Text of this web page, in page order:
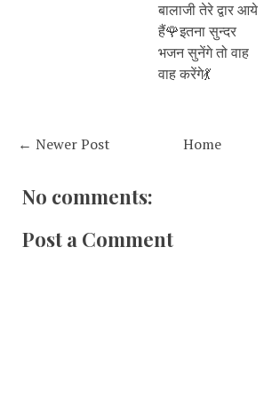
बालाजी तेरे द्वार आये
हैं🌹इतना सुन्दर
भजन सुनेंगे तो वाह
वाह करेंगे💃
← Newer Post Home
No comments:
Post a Comment